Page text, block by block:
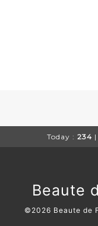
Today : 234
Beaute
©2026 Beaute de